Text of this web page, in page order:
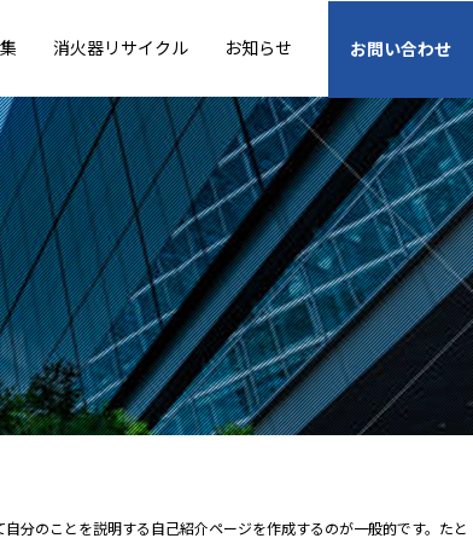
消火器リサイクル お知らせ お問い合わせ
分のことを説明する自己紹介ページを作成するのが一般的です。たと